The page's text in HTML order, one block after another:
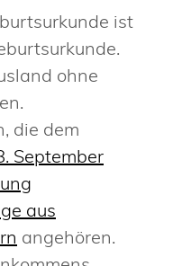
ist
ohne
die dem
September
aus
angehören.